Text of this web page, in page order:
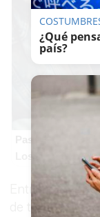
Pasaportes que
Los pasaportes
Entre los
de torretas, la
¿Qué
país?